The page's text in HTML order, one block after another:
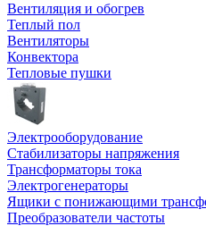
Вентиляция и обогрев
Теплый пол
Вентиляторы
Конвектора
Тепловые пушки
Электрооборудование
Стабилизаторы напряжения
Трансформаторы тока
Электрогенераторы
Ящики с понижающими
Преобразователи частоты